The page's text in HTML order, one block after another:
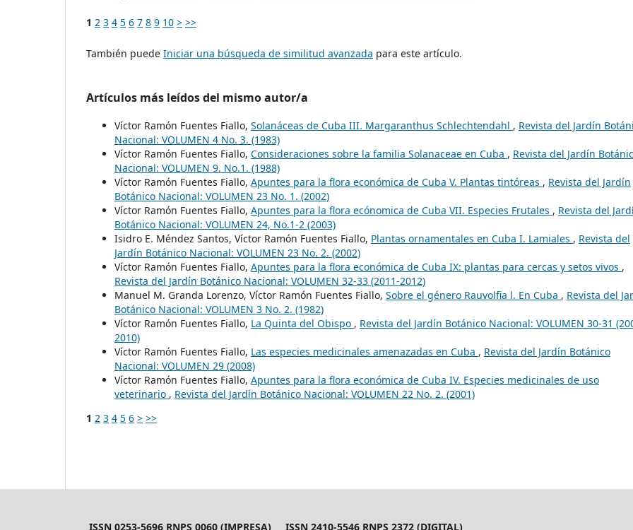
1 2 3 4 5 6 7 8 9 10 > >>
También puede Iniciar una búsqueda de similitud avanzada para este artículo.
Artículos más leídos del mismo autor/a
Víctor Ramón Fuentes Fiallo, Solanáceas de Cuba III. Margaranthus Schlechtendahl , Revista del Jardín
Nacional: VOLUMEN 4 No. 3. (1983)
Víctor Ramón Fuentes Fiallo, Consideraciones sobre la familia Solanaceae en Cuba , Revista del Jardín
Nacional: VOLUMEN 9. No.1. (1988)
Víctor Ramón Fuentes Fiallo, Apuntes para la flora económica de Cuba V. Plantas tintóreas , Revista del Jardín
Botánico Nacional: VOLUMEN 23 No. 1. (2002)
Víctor Ramón Fuentes Fiallo, Apuntes para la flora ecónomica de Cuba VII. Especies Frutales , Revista del
Botánico Nacional: VOLUMEN 24, No.1-2 (2003)
Isidro E. Méndez Santos, Víctor Ramón Fuentes Fiallo, Plantas ornamentales en Cuba I. Lamiales , Revista del
Jardín Botánico Nacional: VOLUMEN 23 No. 2. (2002)
Víctor Ramón Fuentes Fiallo, Apuntes para la flora económica de Cuba IX: plantas para cercas y setos vivos ,
Revista del Jardín Botánico Nacional: VOLUMEN 32-33 (2011-2012)
Manuel M. Granda Lorenzo, Víctor Ramón Fuentes Fiallo, Sobre el género Rauvolfia l. En Cuba , Revista del
Botánico Nacional: VOLUMEN 3 No. 2. (1982)
Víctor Ramón Fuentes Fiallo, La Quinta del Obispo , Revista del Jardín Botánico Nacional: VOLUMEN 30-31
2010)
Víctor Ramón Fuentes Fiallo, Las especies medicinales amenazadas en Cuba , Revista del Jardín Botánico
Nacional: VOLUMEN 29 (2008)
Víctor Ramón Fuentes Fiallo, Apuntes para la flora económica de Cuba IV. Especies medicinales de uso
veterinario , Revista del Jardín Botánico Nacional: VOLUMEN 22 No. 2. (2001)
1 2 3 4 5 6 > >>
ISSN 0253-5696 RNPS 0060 (IMPRESA) ISSN 2410-5546 RNPS 2372 (DIGITAL)